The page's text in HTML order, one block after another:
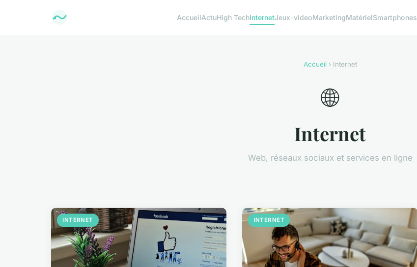
AccueilActuHigh TechInternetJeux-videoMarketingMatérielSmartphones
Accueil› Internet
🌐
Internet
Web, réseaux sociaux et services en ligne
INTERNET INTERNET